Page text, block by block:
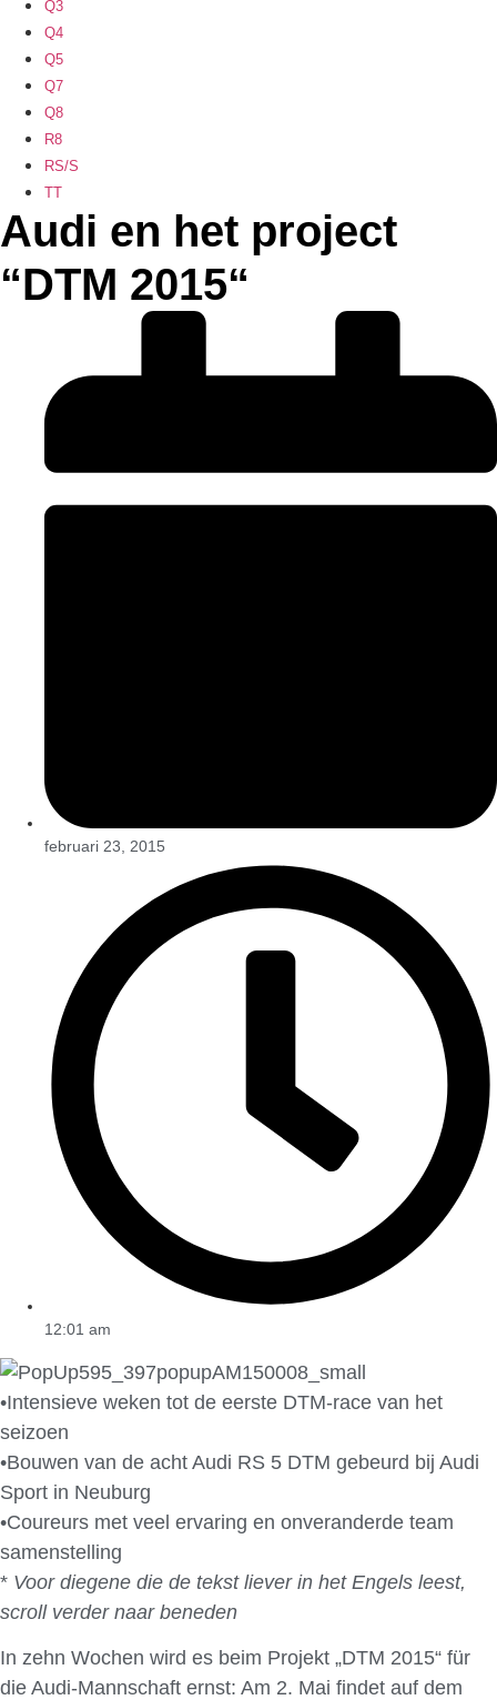
Q3
Q4
Q5
Q7
Q8
R8
RS/S
TT
Audi en het project
“DTM 2015“
februari 23, 2015
12:01 am
•Intensieve weken tot de eerste DTM-race van het
seizoen
•Bouwen van de acht Audi RS 5 DTM gebeurd bij Audi
Sport in Neuburg
•Coureurs met veel ervaring en onveranderde team
samenstelling
* Voor diegene die de tekst liever in het Engels leest,
scroll verder naar beneden
In zehn Wochen wird es beim Projekt „DTM 2015“ für
die Audi-Mannschaft ernst: Am 2. Mai findet auf dem